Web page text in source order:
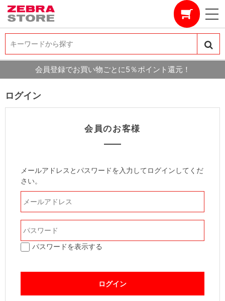
キーワードから探す
キーワードから探す
会員登録でお買い物ごとに5％ポイント還元！
ログイン
会員のお客様
メールアドレスとパスワードを入力してログインしてくだ
さい。
パスワードを表示する